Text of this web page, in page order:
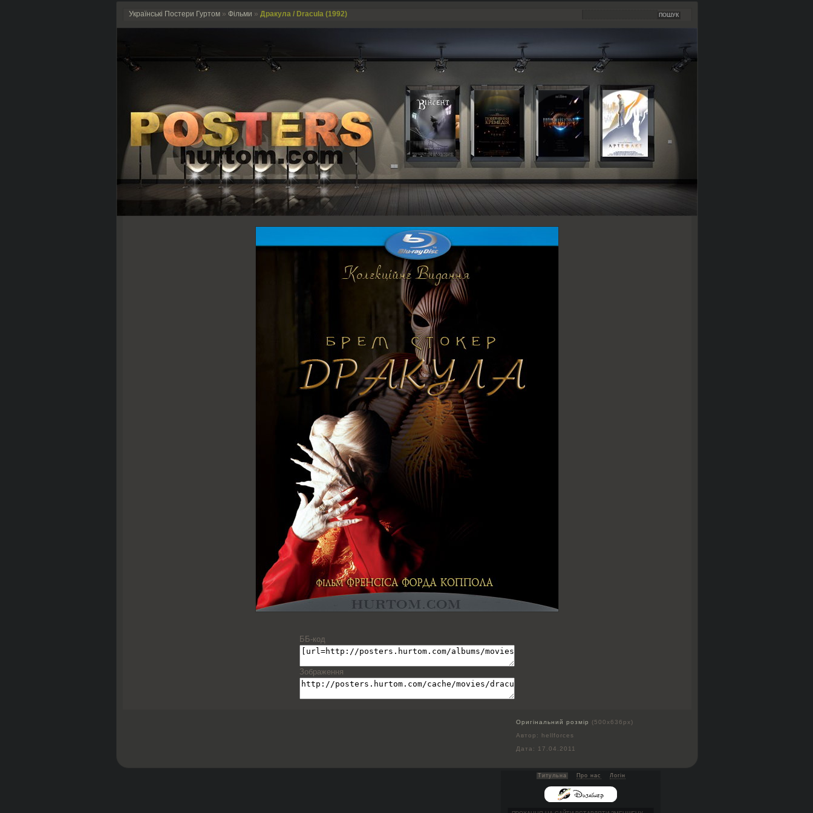
Українські Постери Гуртом » Фільми » Дракула / Dracula (1992)
ББ-код
Зображення
Оригінальний розмір
(500x636px)
Автор: hellforces
Дата: 17.04.2011
Титульна Про нас Логін